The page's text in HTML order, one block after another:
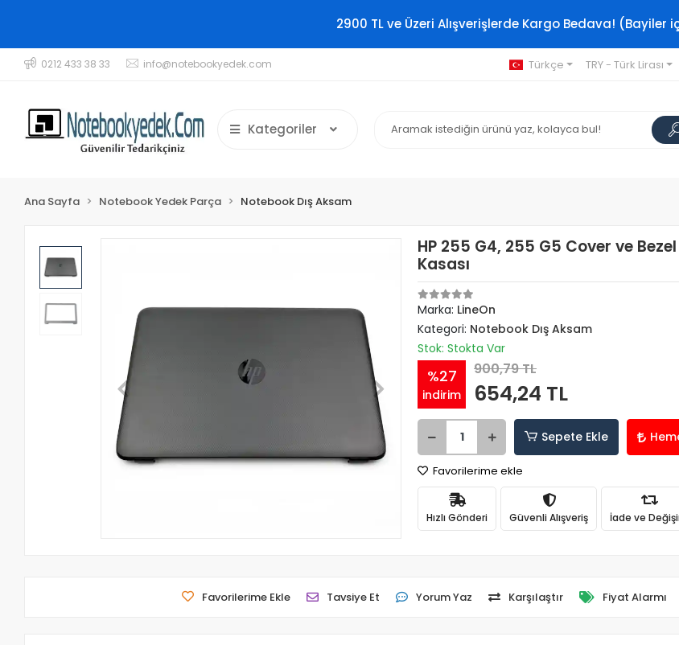
2900 TL ve Üzeri Alışverişlerde Kargo Bedava! (Bayiler
0212 433 38 33 info@notebookyedek.com Türkçe TRY - Türk Lirası
Kategoriler
Ana Sayfa Notebook Yedek Parça Notebook Dış Aksam
HP 255 G4, 255 G5 Cover ve
Kasası
Marka: LineOn
Kategori: Notebook Dış Aksam
Stok: Stokta Var
%27
indirim
900,79 TL
654,24 TL
Sepete Ekle
Favorilerime ekle
Hızlı Gönderi Güvenli Alışveriş İade ve
Favorilerime Ekle Tavsiye Et Yorum Yaz Karşılaştır Fiyat Alarmı